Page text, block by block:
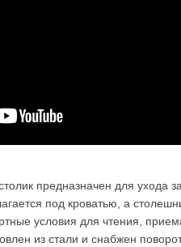
предназначен для
под кроватью, а
условия для чтения,
из стали и снабжен